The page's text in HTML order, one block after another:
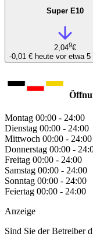
Super E10
2,049€
-0,01 € heute vor etwa 5
Montag 00:00 - 24:00
Dienstag 00:00 - 24:00
Mittwoch 00:00 - 24:00
Donnerstag 00:00 -
Freitag 00:00 - 24:00
Samstag 00:00 - 24:00
Sonntag 00:00 - 24:00
Feiertag 00:00 - 24:00
Anzeige
Sind Sie der Betreiber